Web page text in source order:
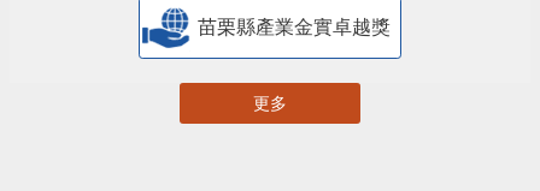
苗栗縣產業金實卓越獎
更多